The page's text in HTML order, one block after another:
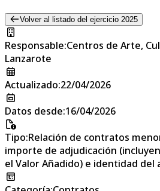
Volver al listado del ejercicio 2025
Responsable:Centros de Arte,
Lanzarote
Actualizado:22/04/2026
Datos desde:16/04/2026
Tipo:Relación de contratos
importe de adjudicación
el Valor Añadido) e identidad del